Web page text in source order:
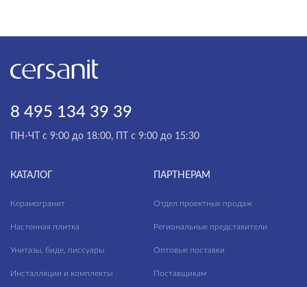
WISLA
WOOD
8 495 134 39 39
ПН-ЧТ с 9:00 до 18:00, ПТ с 9:00 до 15:30
КАТАЛОГ
Керамогранит
Настенная плитка
Унитазы, биде, писсуары
Инсталляции и комплекты
ПАРТНЕРАМ
Отдел проектных продаж
Региональные представители
Оптовые поставки
Поставщикам